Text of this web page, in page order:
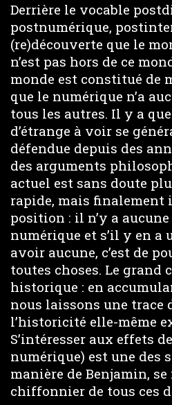
Derrière le vocable
postnumérique,
(re)découverte que le
n’est pas hors de ce
monde est constitué de
que le numérique n’a
tous les autres. Il y a
d’étrange à voir se
défendue depuis des
des arguments
actuel est sans doute
rapide, mais finalement
position : il n’y a
numérique et s’il y en a
avoir aucune, c’est de
toutes choses. Le grand
historique : en
nous laissons une trace
l’historicité elle-même
S’intéresser aux effets
numérique) est une des
manière de Benjamin,
chiffonnier de tous ces